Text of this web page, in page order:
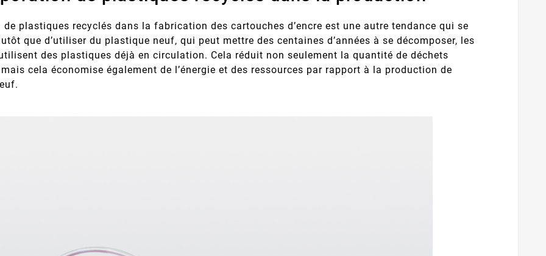
de plastiques recyclés dans la fabrication des cartouches d’encre est une autre tendance qui se
que d’utiliser du plastique neuf, qui peut mettre des centaines d’années à se décomposer, les
des plastiques déjà en circulation. Cela réduit non seulement la quantité de déchets
cela économise également de l’énergie et des ressources par rapport à la production de